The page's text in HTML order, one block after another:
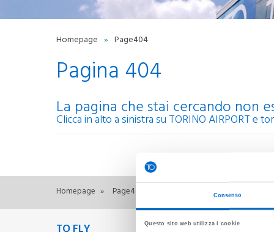
Consenso
Questo sito web utilizza i cookie
INFORMAZIONI UTILI PER
Carta diritti passeggero
Informazioni bagagli
Informazioni animali volo
Entry-Exit System (EES)
Sanità aerea
Passeggeri a ridotta
mobilità
Rumore Aeroportuale
SERVIZI
Bagagli smarriti
Oggetti smarriti
Homepage » Page404
Pagina 404
La pagina che stai cercando non
Clicca in alto a sinistra su TORINO AIRPORT e
Homepage » Page404